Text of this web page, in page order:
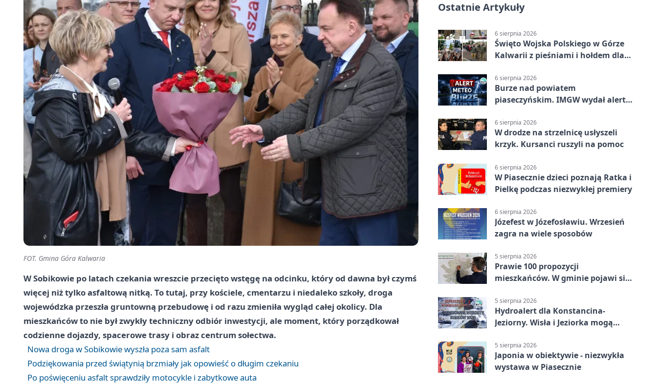
FOT. Gmina Góra Kalwaria
W Sobikowie po latach czekania wreszcie przecięto wstęgę na odcinku, który od dawna był czymś
więcej niż tylko asfaltową nitką. To tutaj, przy kościele, cmentarzu i niedaleko szkoły, droga
wojewódzka przeszła gruntowną przebudowę i od razu zmieniła wygląd całej okolicy. Dla
mieszkańców to nie był zwykły techniczny odbiór inwestycji, ale moment, który porządkował
codzienne dojazdy, spacerowe trasy i obraz centrum sołectwa.
Nowa droga w Sobikowie wyszła poza sam asfalt
Podziękowania przed świątynią brzmiały jak opowieść o długim czekaniu
Po poświęceniu asfalt sprawdziły motocykle i zabytkowe auta
Ostatnie Artykuły
6 sierpnia 2026
Święto Wojska Polskiego w Górze
Kalwarii z pieśniami i hołdem dla
6 sierpnia 2026
Burze nad powiatem
piaseczyńskim. IMGW wydał alert
6 sierpnia 2026
W drodze na strzelnicę usłyszeli
krzyk. Kursanci ruszyli na pomoc
6 sierpnia 2026
W Piasecznie dzieci poznają Ratka i
Pielkę podczas niezwykłej premiery
6 sierpnia 2026
Józefest w Józefosławiu. Wrzesień
zagra na wiele sposobów
5 sierpnia 2026
Prawie 100 propozycji
mieszkańców. W gminie pojawi się
5 sierpnia 2026
Hydroalert dla Konstancina-
Jeziorny. Wisła i Jeziorka mogą
5 sierpnia 2026
Japonia w obiektywie - niezwykła
wystawa w Piasecznie